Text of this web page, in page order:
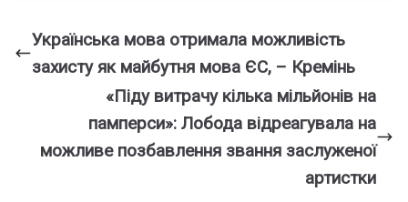
Українська мова отримала можливість
захисту як майбутня мова ЄС, – Кремінь
«Піду витрачу кілька мільйонів на
памперси»: Лобода відреагувала на
можливе позбавлення звання заслуженої
артистки